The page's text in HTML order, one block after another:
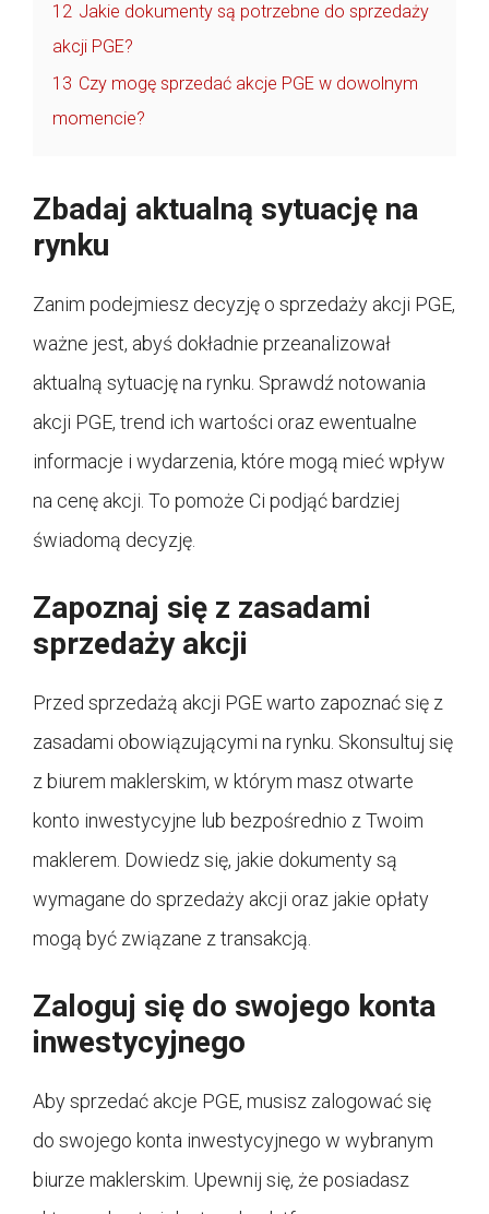
12 Jakie dokumenty są potrzebne do sprzedaży
akcji PGE?
13 Czy mogę sprzedać akcje PGE w dowolnym
momencie?
Zbadaj aktualną sytuację na
rynku
Zanim podejmiesz decyzję o sprzedaży akcji PGE,
ważne jest, abyś dokładnie przeanalizował
aktualną sytuację na rynku. Sprawdź notowania
akcji PGE, trend ich wartości oraz ewentualne
informacje i wydarzenia, które mogą mieć wpływ
na cenę akcji. To pomoże Ci podjąć bardziej
świadomą decyzję.
Zapoznaj się z zasadami
sprzedaży akcji
Przed sprzedażą akcji PGE warto zapoznać się z
zasadami obowiązującymi na rynku. Skonsultuj się
z biurem maklerskim, w którym masz otwarte
konto inwestycyjne lub bezpośrednio z Twoim
maklerem. Dowiedz się, jakie dokumenty są
wymagane do sprzedaży akcji oraz jakie opłaty
mogą być związane z transakcją.
Zaloguj się do swojego konta
inwestycyjnego
Aby sprzedać akcje PGE, musisz zalogować się
do swojego konta inwestycyjnego w wybranym
biurze maklerskim. Upewnij się, że posiadasz